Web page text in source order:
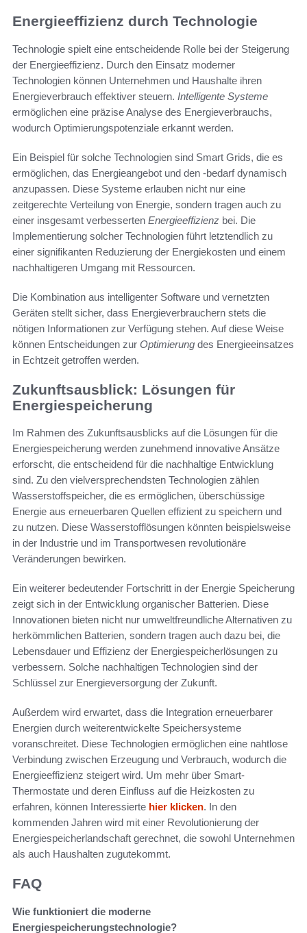
Energieeffizienz durch Technologie
Technologie spielt eine entscheidende Rolle bei der Steigerung
der Energieeffizienz. Durch den Einsatz moderner
Technologien können Unternehmen und Haushalte ihren
Energieverbrauch effektiver steuern. Intelligente Systeme
ermöglichen eine präzise Analyse des Energieverbrauchs,
wodurch Optimierungspotenziale erkannt werden.
Ein Beispiel für solche Technologien sind Smart Grids, die es
ermöglichen, das Energieangebot und den -bedarf dynamisch
anzupassen. Diese Systeme erlauben nicht nur eine
zeitgerechte Verteilung von Energie, sondern tragen auch zu
einer insgesamt verbesserten Energieeffizienz bei. Die
Implementierung solcher Technologien führt letztendlich zu
einer signifikanten Reduzierung der Energiekosten und einem
nachhaltigeren Umgang mit Ressourcen.
Die Kombination aus intelligenter Software und vernetzten
Geräten stellt sicher, dass Energieverbrauchern stets die
nötigen Informationen zur Verfügung stehen. Auf diese Weise
können Entscheidungen zur Optimierung des Energieeinsatzes
in Echtzeit getroffen werden.
Zukunftsausblick: Lösungen für
Energiespeicherung
Im Rahmen des Zukunftsausblicks auf die Lösungen für die
Energiespeicherung werden zunehmend innovative Ansätze
erforscht, die entscheidend für die nachhaltige Entwicklung
sind. Zu den vielversprechendsten Technologien zählen
Wasserstoffspeicher, die es ermöglichen, überschüssige
Energie aus erneuerbaren Quellen effizient zu speichern und
zu nutzen. Diese Wasserstofflösungen könnten beispielsweise
in der Industrie und im Transportwesen revolutionäre
Veränderungen bewirken.
Ein weiterer bedeutender Fortschritt in der Energie Speicherung
zeigt sich in der Entwicklung organischer Batterien. Diese
Innovationen bieten nicht nur umweltfreundliche Alternativen zu
herkömmlichen Batterien, sondern tragen auch dazu bei, die
Lebensdauer und Effizienz der Energiespeicherlösungen zu
verbessern. Solche nachhaltigen Technologien sind der
Schlüssel zur Energieversorgung der Zukunft.
Außerdem wird erwartet, dass die Integration erneuerbarer
Energien durch weiterentwickelte Speichersysteme
voranschreitet. Diese Technologien ermöglichen eine nahtlose
Verbindung zwischen Erzeugung und Verbrauch, wodurch die
Energieeffizienz steigert wird. Um mehr über Smart-
Thermostate und deren Einfluss auf die Heizkosten zu
erfahren, können Interessierte hier klicken. In den
kommenden Jahren wird mit einer Revolutionierung der
Energiespeicherlandschaft gerechnet, die sowohl Unternehmen
als auch Haushalten zugutekommt.
FAQ
Wie funktioniert die moderne
Energiespeicherungstechnologie?